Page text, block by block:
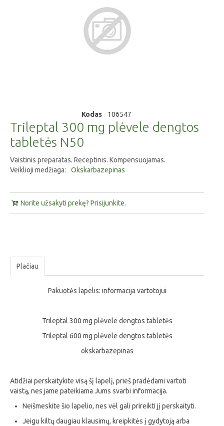
Kodas 106547
Trileptal 300 mg plėvele dengtos
tabletės N50
Vaistinis preparatas. Receptinis. Kompensuojamas.
Veiklioji medžiaga:
Okskarbazepinas
Norite užsakyti prekę? Prisijunkite.
Plačiau
Pakuotės lapelis: informacija vartotojui
Trileptal 300 mg plėvele dengtos tabletės
Trileptal 600 mg plėvele dengtos tabletės
okskarbazepinas
Atidžiai perskaitykite visą šį lapelį, prieš pradėdami vartoti
vaistą, nes jame pateikiama Jums svarbi informacija.
Neišmeskite šio lapelio, nes vėl gali prireikti jį perskaityti.
Jeigu kiltų daugiau klausimų, kreipkitės į gydytoją arba